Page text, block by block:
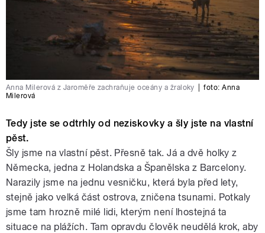
Anna Milerová z Jaroměře zachraňuje oceány a žraloky foto:Anna
Milerová
Tedy jste se odtrhly od neziskovky a šly jste na vlastní
pěst.
Šly jsme na vlastní pěst. Přesně tak. Já a dvě holky z
Německa, jedna z Holandska a Španělska z Barcelony.
Narazily jsme na jednu vesničku, která byla před lety,
stejně jako velká část ostrova, zničena tsunami. Potkaly
jsme tam hrozně milé lidi, kterým není lhostejná ta
situace na plážích. Tam opravdu člověk neudělá krok, aby